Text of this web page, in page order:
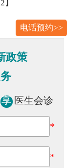
电话预约>>
政策
享 医生会诊
*
*